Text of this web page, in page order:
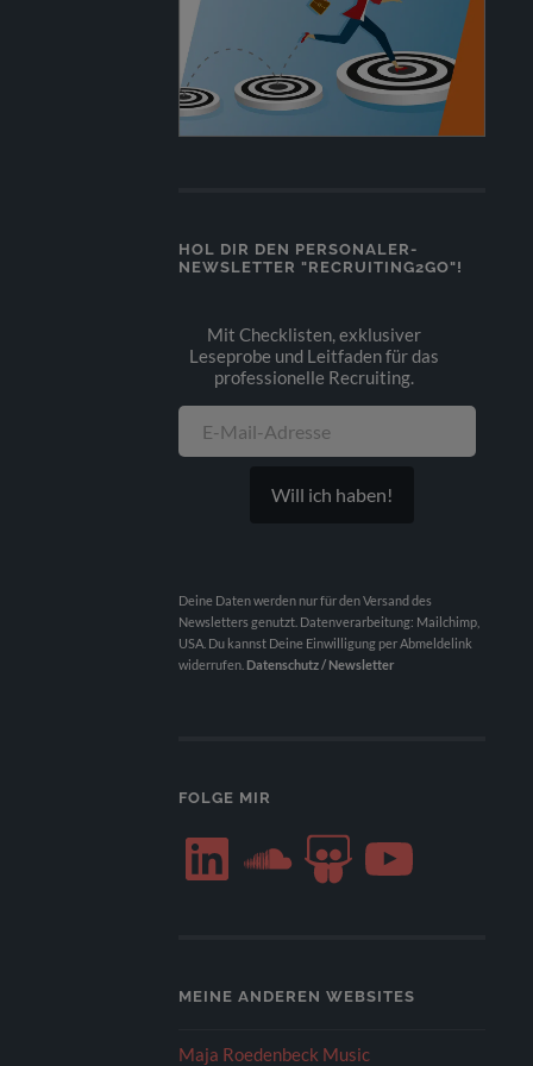
HOL DIR DEN PERSONALER-
NEWSLETTER "RECRUITING2GO"!
Mit Checklisten, exklusiver
Leseprobe und Leitfaden für das
professionelle Recruiting.
Deine Daten werden nur für den Versand des
Newsletters genutzt. Datenverarbeitung: Mailchimp,
USA. Du kannst Deine Einwilligung per Abmeldelink
widerrufen. Datenschutz / Newsletter
FOLGE MIR
LinkedIn SoundCloudSlideShare
MEINE ANDEREN WEBSITES
Maja Roedenbeck Music